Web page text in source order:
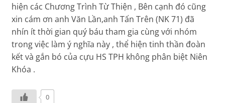
hiện các Chương Trình Từ Thiện , Bên cạnh đó cũng
xin cám ơn anh Văn Lần,anh Tấn Trên (NK 71) đã
nhín ít thời gian quý báu tham gia cùng với nhóm
trong việc làm ý nghĩa này , thể hiện tinh thần đoàn
kết và gắn bó của cựu HS TPH không phân biệt Niên
Khóa .
0